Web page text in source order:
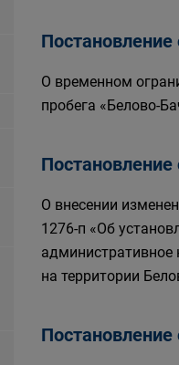
О временном
пробега «Белово-
О внесении
1276-п «Об
административное
на территории